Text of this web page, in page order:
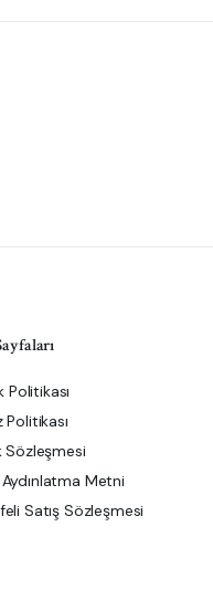
Politikası
Politikası
Sözleşmesi
Aydınlatma Metni
Satış Sözleşmesi